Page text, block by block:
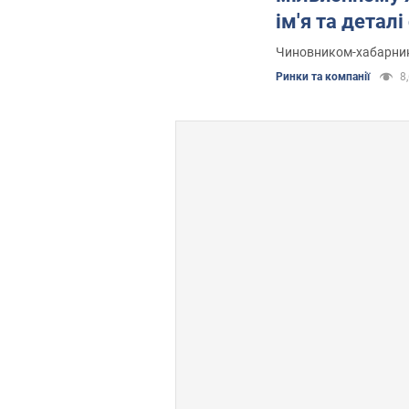
ім'я та
Чиновником-
Ринки та компанії